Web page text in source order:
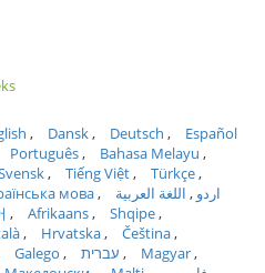
Dansk Deutsch
Español
Português
Bahasa Melayu
Tiếng Việt
Türkçe
мова اردو
اللغة العربية
Afrikaans
Shqipe
Hrvatska
Čeština
Galego עברית
Magyar